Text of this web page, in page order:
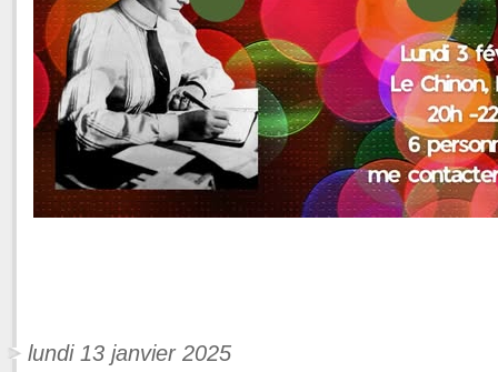
lundi 13 janvier 2025